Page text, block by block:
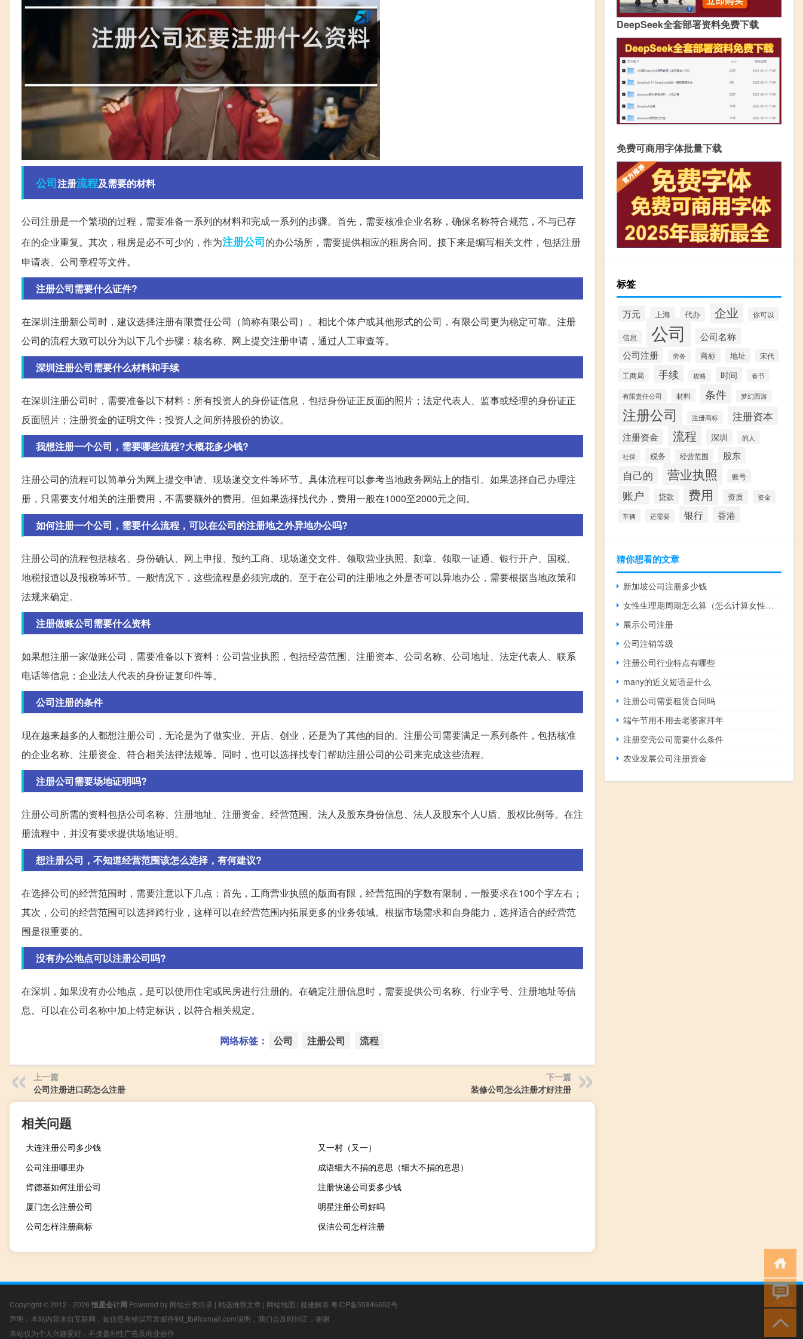
公司注册流程及需要的材料
公司注册是一个繁琐的过程，需要准备一系列的材料和完成一系列的步骤。首先，需要核准企业名称，确保名称符合规范，不与已存
在的企业重复。其次，租房是必不可少的，作为注册公司的办公场所，需要提供相应的租房合同。接下来是编写相关文件，包括注册
申请表、公司章程等文件。
注册公司需要什么证件?
在深圳注册新公司时，建议选择注册有限责任公司（简称有限公司）。相比个体户或其他形式的公司，有限公司更为稳定可靠。注册
公司的流程大致可以分为以下几个步骤：核名称、网上提交注册申请，通过人工审查等。
深圳注册公司需要什么材料和手续
在深圳注册公司时，需要准备以下材料：所有投资人的身份证信息，包括身份证正反面的照片；法定代表人、监事或经理的身份证正
反面照片；注册资金的证明文件；投资人之间所持股份的协议。
我想注册一个公司，需要哪些流程?大概花多少钱?
注册公司的流程可以简单分为网上提交申请、现场递交文件等环节。具体流程可以参考当地政务网站上的指引。如果选择自己办理注
册，只需要支付相关的注册费用，不需要额外的费用。但如果选择找代办，费用一般在1000至2000元之间。
如何注册一个公司，需要什么流程，可以在公司的注册地之外异地办公吗?
注册公司的流程包括核名、身份确认、网上申报、预约工商、现场递交文件、领取营业执照、刻章、领取一证通、银行开户、国税、
地税报道以及报税等环节。一般情况下，这些流程是必须完成的。至于在公司的注册地之外是否可以异地办公，需要根据当地政策和
法规来确定。
注册做账公司需要什么资料
如果想注册一家做账公司，需要准备以下资料：公司营业执照，包括经营范围、注册资本、公司名称、公司地址、法定代表人、联系
电话等信息；企业法人代表的身份证复印件等。
公司注册的条件
现在越来越多的人都想注册公司，无论是为了做实业、开店、创业，还是为了其他的目的。注册公司需要满足一系列条件，包括核准
的企业名称、注册资金、符合相关法律法规等。同时，也可以选择找专门帮助注册公司的公司来完成这些流程。
注册公司需要场地证明吗?
注册公司所需的资料包括公司名称、注册地址、注册资金、经营范围、法人及股东身份信息、法人及股东个人U盾、股权比例等。在注
册流程中，并没有要求提供场地证明。
想注册公司，不知道经营范围该怎么选择，有何建议?
在选择公司的经营范围时，需要注意以下几点：首先，工商营业执照的版面有限，经营范围的字数有限制，一般要求在100个字左右；
其次，公司的经营范围可以选择跨行业，这样可以在经营范围内拓展更多的业务领域。根据市场需求和自身能力，选择适合的经营范
围是很重要的。
没有办公地点可以注册公司吗?
在深圳，如果没有办公地点，是可以使用住宅或民房进行注册的。在确定注册信息时，需要提供公司名称、行业字号、注册地址等信
息。可以在公司名称中加上特定标识，以符合相关规定。
网络标签： 公司 注册公司 流程
上一篇
公司注册进口药怎么注册
下一篇
装修公司怎么注册才好注册
相关问题
大连注册公司多少钱
又一村（又一）
公司注册哪里办
成语细大不捐的意思（细大不捐的意思）
肯德基如何注册公司
注册快递公司要多少钱
厦门怎么注册公司
明星注册公司好吗
公司怎样注册商标
保洁公司怎样注册
DeepSeek全套部署资料免费下载
免费可商用字体批量下载
标签
万元 上海 代办 企业 你可以
信息 公司 公司名称
公司注册 劳务 商标 地址 宋代
工商局 手续 攻略 时间 春节
有限责任公司 材料 条件 梦幻西游
注册公司 注册商标 注册资本
注册资金 流程 深圳
的人
社保
税务 经营范围 股东
自己的 营业执照 账号
账户 贷款 费用 资质
资金
车辆
还需要 银行 香港
猜你想看的文章
新加坡公司注册多少钱
女性生理期周期怎么算（怎么计算女性的生理周期）
展示公司注册
公司注销等级
注册公司行业特点有哪些
many的近义短语是什么
注册公司需要租赁合同吗
端午节用不用去老婆家拜年
注册空壳公司需要什么条件
农业发展公司注册资金
Copyright © 2012 - 2026 恒星会计网 Powered by 网站分类目录 | 精选推荐文章 | 网站地图 | 疑难解答 粤ICP备55846652号
声明：本站内容来自互联网，如信息有错误可发邮件到f_fb#foxmail.com说明，我们会及时纠正，谢谢
本站仅为个人兴趣爱好，不接盈利性广告及商业合作
小男孩